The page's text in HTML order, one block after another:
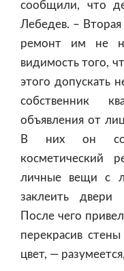
сообщили, что
Лебедев. –
ремонт им не
видимость того,
этого допускать
собственник
объявления от
В них он
косметический
личные вещи с
заклеить двери
После чего
перекрасив
цвет, —